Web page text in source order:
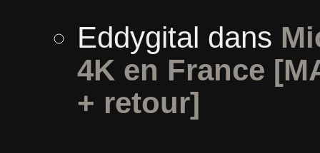
Eddygital dans
4K en France
+ retour]